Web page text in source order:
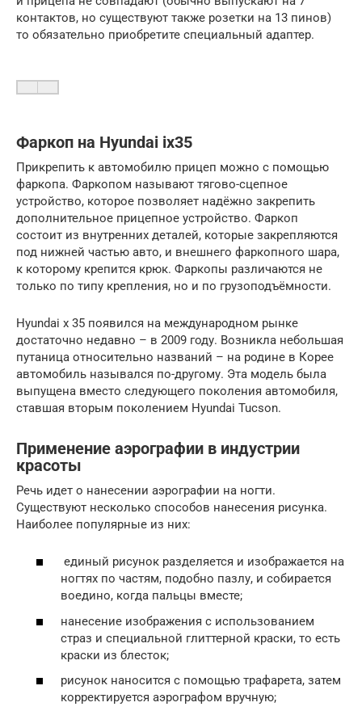
контактов, но существуют также розетки на 13 пинов)
то обязательно приобретите специальный адаптер.
Фаркоп на Hyundai ix35
Прикрепить к автомобилю прицеп можно с помощью
фаркопа. Фаркопом называют тягово-сцепное
устройство, которое позволяет надёжно закрепить
дополнительное прицепное устройство. Фаркоп
состоит из внутренних деталей, которые закрепляются
под нижней частью авто, и внешнего фаркопного шара,
к которому крепится крюк. Фаркопы различаются не
только по типу крепления, но и по грузоподъёмности.
Hyundai x 35 появился на международном рынке
достаточно недавно – в 2009 году. Возникла небольшая
путаница относительно названий – на родине в Корее
автомобиль назывался по-другому. Эта модель была
выпущена вместо следующего поколения автомобиля,
ставшая вторым поколением Hyundai Tucson.
Применение аэрографии в индустрии
красоты
Речь идет о нанесении аэрографии на ногти.
Существуют несколько способов нанесения рисунка.
Наиболее популярные из них:
единый рисунок разделяется и изображается на
ногтях по частям, подобно пазлу, и собирается
воедино, когда пальцы вместе;
нанесение изображения с использованием
страз и специальной глиттерной краски, то есть
краски из блесток;
рисунок наносится с помощью трафарета, затем
корректируется аэрографом вручную;